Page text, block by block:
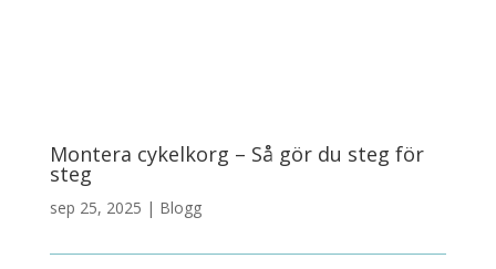
Montera cykelkorg – Så gör du steg för
steg
sep 25, 2025 | Blogg